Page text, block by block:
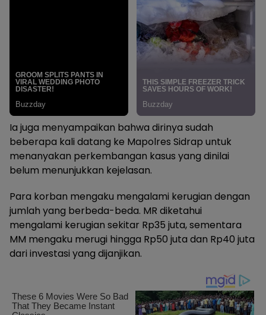
Ia juga menyampaikan bahwa dirinya sudah
beberapa kali datang ke Mapolres Sidrap untuk
menanyakan perkembangan kasus yang dinilai
belum menunjukkan kejelasan.
Para korban mengaku mengalami kerugian dengan
jumlah yang berbeda-beda. MR diketahui
mengalami kerugian sekitar Rp35 juta, sementara
MM mengaku merugi hingga Rp50 juta dan Rp40 juta
dari investasi yang dijanjikan.